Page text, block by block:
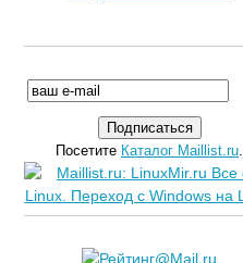
Посетите Каталог Maillist.ru.